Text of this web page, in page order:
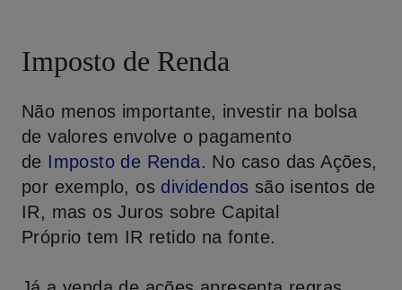
Imposto de Renda
Não menos importante, investir na bolsa
de valores envolve o pagamento
de Imposto de Renda. No caso das Ações,
por exemplo, os dividendos são isentos de
IR, mas os Juros sobre Capital
Próprio tem IR retido na fonte.